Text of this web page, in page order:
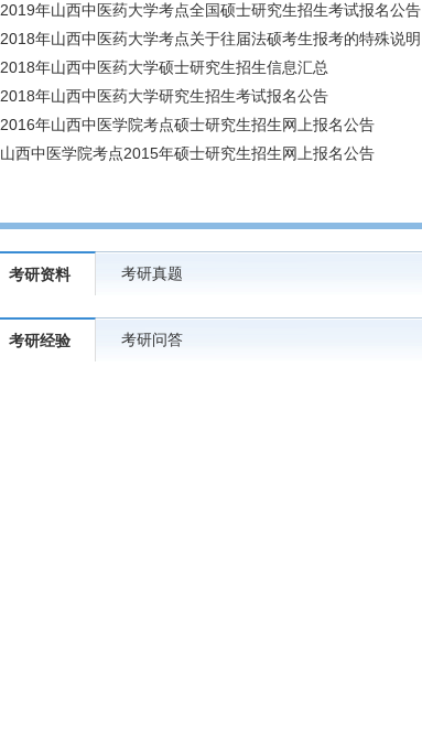
2019年山西中医药大学考点全国硕士研究生招生考试报名公告
2018年山西中医药大学考点关于往届法硕考生报考的特殊说明
2018年山西中医药大学硕士研究生招生信息汇总
2018年山西中医药大学研究生招生考试报名公告
2016年山西中医学院考点硕士研究生招生网上报名公告
山西中医学院考点2015年硕士研究生招生网上报名公告
考研资料 考研真题
考研经验 考研问答